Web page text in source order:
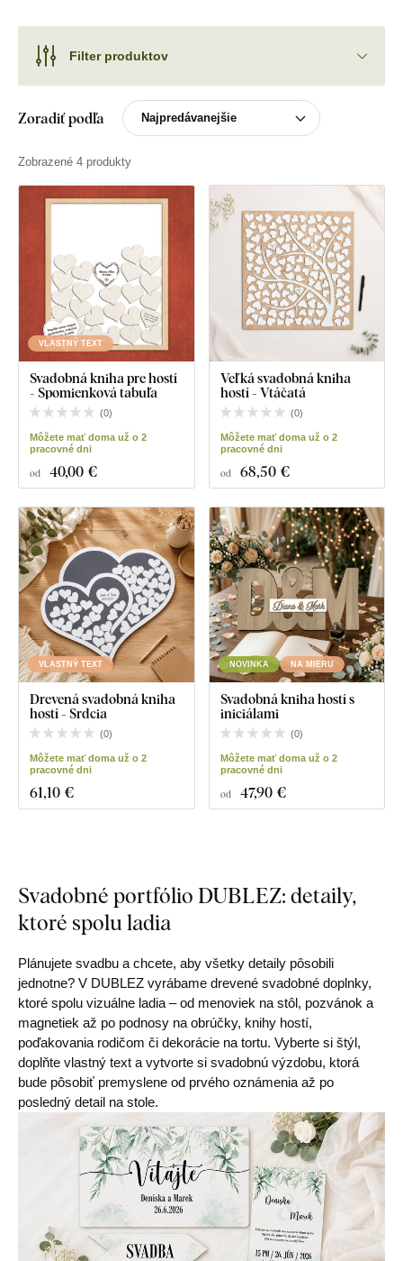
Filter produktov
Zoradiť podľa
Zobrazené 4 produkty
VLASTNÝ TEXT
Svadobná kniha pre hostí
- Spomienková tabuľa
(0)
Môžete mať doma už o 2
pracovné dni
od 40,00 €
Veľká svadobná kniha
hostí - Vtáčatá
(0)
Môžete mať doma už o 2
pracovné dni
od 68,50 €
VLASTNÝ TEXT
Drevená svadobná kniha
hostí - Srdcia
(0)
Môžete mať doma už o 2
pracovné dni
61,10 €
NOVINKA NA MIERU
Svadobná kniha hostí s
iniciálami
(0)
Môžete mať doma už o 2
pracovné dni
od 47,90 €
Svadobné portfólio DUBLEZ: detaily,
ktoré spolu ladia
Plánujete svadbu a chcete, aby všetky detaily pôsobili
jednotne? V DUBLEZ vyrábame drevené svadobné doplnky,
ktoré spolu vizuálne ladia – od menoviek na stôl, pozvánok a
magnetiek až po podnosy na obrúčky, knihy hostí,
poďakovania rodičom či dekorácie na tortu. Vyberte si štýl,
doplňte vlastný text a vytvorte si svadobnú výzdobu, ktorá
bude pôsobiť premyslene od prvého oznámenia až po
posledný detail na stole.